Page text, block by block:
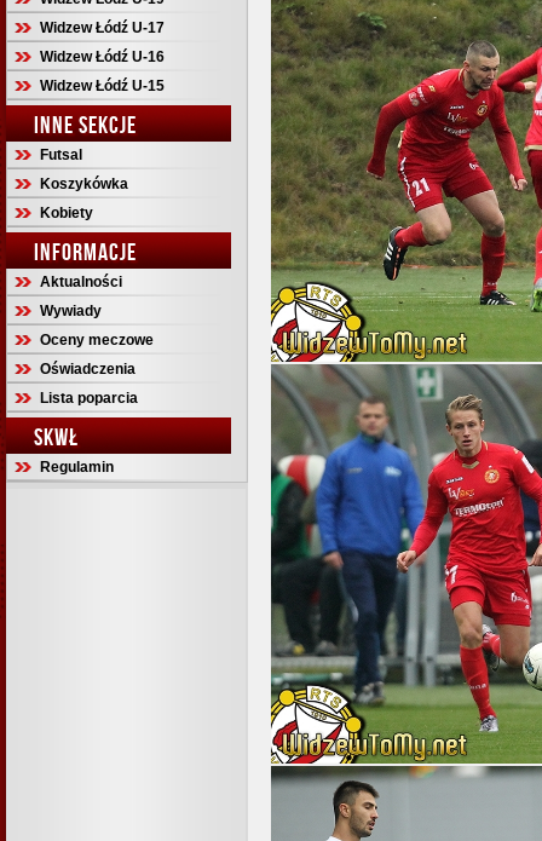
Widzew Łódź U-17
Widzew Łódź U-16
Widzew Łódź U-15
INNE SEKCJE
Futsal
Koszykówka
Kobiety
INFORMACJE
Aktualności
Wywiady
Oceny meczowe
Oświadczenia
Lista poparcia
SKWŁ
Regulamin